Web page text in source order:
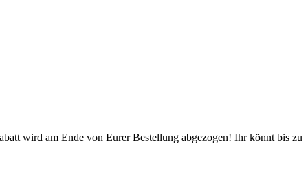
wird am Ende von Eurer Bestellung abgezogen! Ihr könnt bis zu